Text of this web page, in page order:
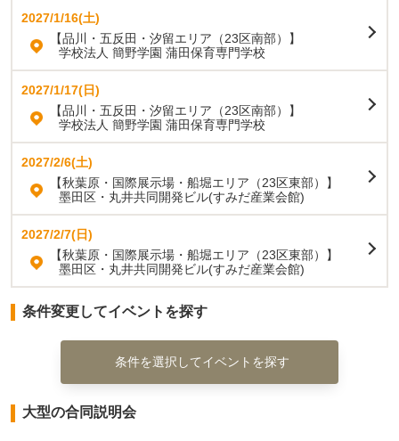
2027/1/16(土)
【品川・五反田・汐留エリア（23区南部）】
学校法人 簡野学園 蒲田保育専門学校
2027/1/17(日)
【品川・五反田・汐留エリア（23区南部）】
学校法人 簡野学園 蒲田保育専門学校
2027/2/6(土)
【秋葉原・国際展示場・船堀エリア（23区東部）】
墨田区・丸井共同開発ビル(すみだ産業会館)
2027/2/7(日)
【秋葉原・国際展示場・船堀エリア（23区東部）】
墨田区・丸井共同開発ビル(すみだ産業会館)
条件変更してイベントを探す
条件を選択してイベントを探す
大型の合同説明会